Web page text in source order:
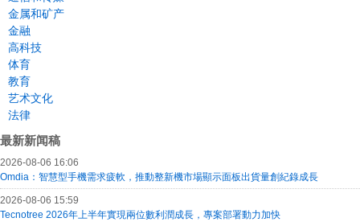
金属和矿产
金融
高科技
体育
教育
艺术文化
法律
最新新闻稿
2026-08-06 16:06
Omdia：智慧型手機需求疲軟，推動整新機市場顯示面板出貨量創紀錄成長
2026-08-06 15:59
Tecnotree 2026年上半年實現兩位數利潤成長，專案部署動力加快